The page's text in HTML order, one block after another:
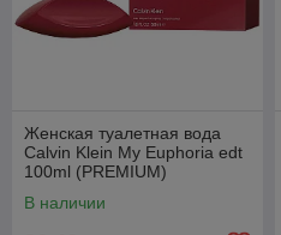
Женская туалетная вода
Calvin Klein My Euphoria edt
100ml (PREMIUM)
В наличии